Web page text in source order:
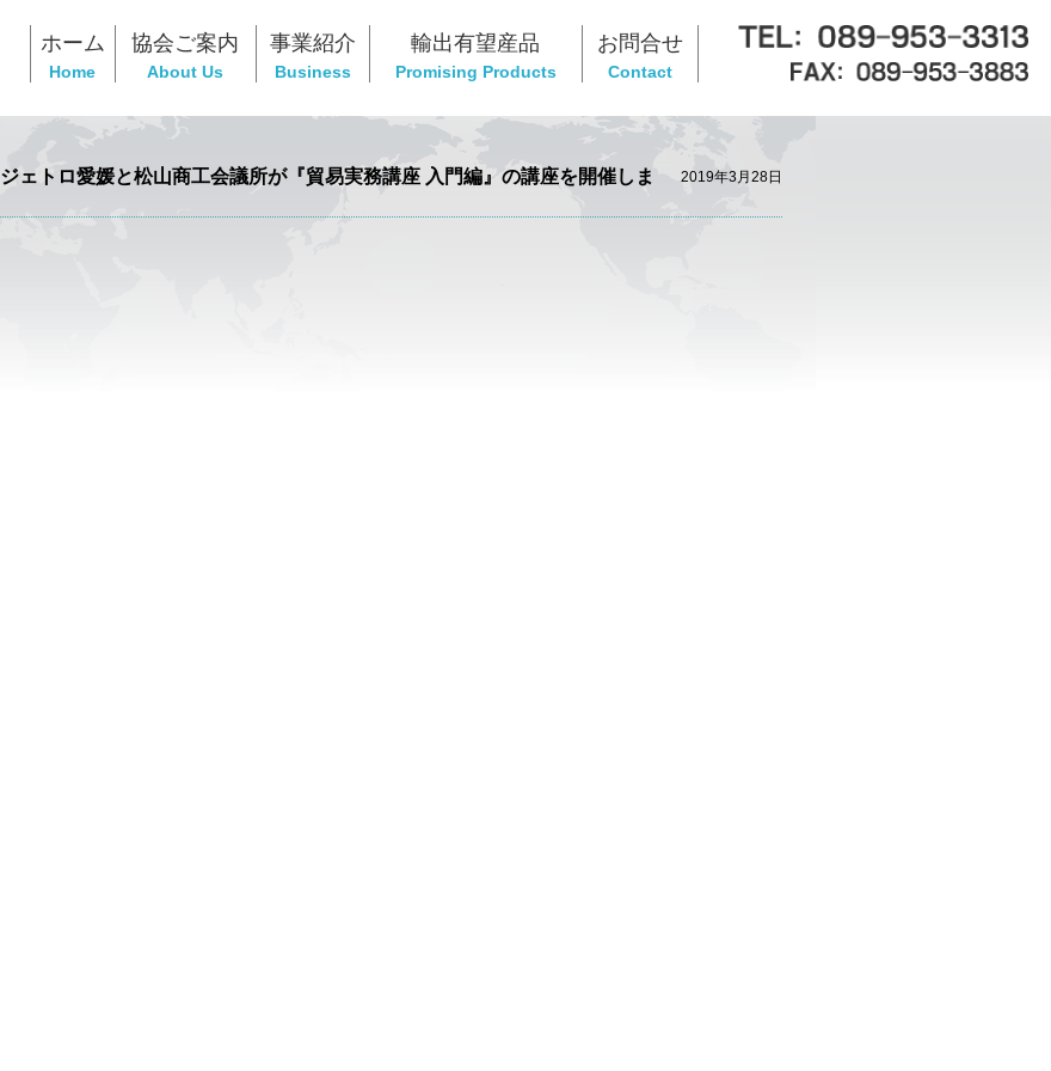
ホーム
Home
協会ご案内
About Us
事業紹介
Business
輸出有望産品
Promising Products
お問合せ
Contact
ジェトロ愛媛と松山商工会議所が『貿易実務講座 入門編』の講座を開催しま
2019年3月28日